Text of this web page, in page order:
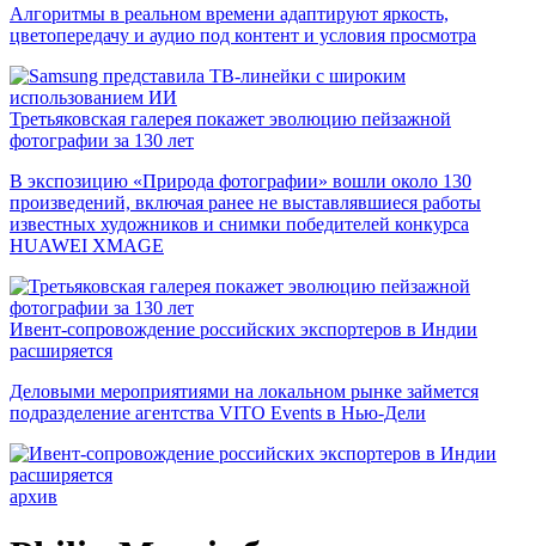
Алгоритмы в реальном времени адаптируют яркость,
цветопередачу и аудио под контент и условия просмотра
Третьяковская галерея покажет эволюцию пейзажной
фотографии за 130 лет
В экспозицию «Природа фотографии» вошли около 130
произведений, включая ранее не выставлявшиеся работы
известных художников и снимки победителей конкурса
HUAWEI XMAGE
Ивент-сопровождение российских экспортеров в Индии
расширяется
Деловыми мероприятиями на локальном рынке займется
подразделение агентства VITO Events в Нью-Дели
архив